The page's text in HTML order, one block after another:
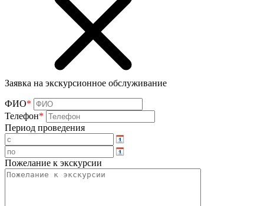
Заявка на экскурсионное обслуживание
ФИО*
Телефон*
Период проведения
Пожелание к экскурсии